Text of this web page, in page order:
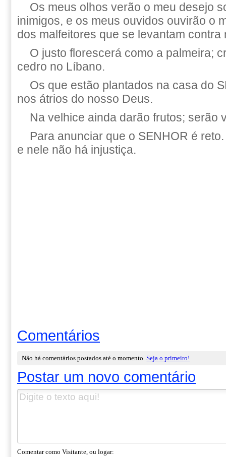
Os meus olhos verão o meu desejo
inimigos, e os meus ouvidos ouvirão o
dos malfeitores que se levantam contra
O justo florescerá como a palmeira;
cedro no Líbano.
Os que estão plantados na casa do
nos átrios do nosso Deus.
Na velhice ainda darão frutos; serão
Para anunciar que o SENHOR é
e nele não há injustiça.
Comentários
Não há comentários postados até o momento.Seja o primeiro!
Postar um novo comentário
Comentar como Visitante, ou logar: